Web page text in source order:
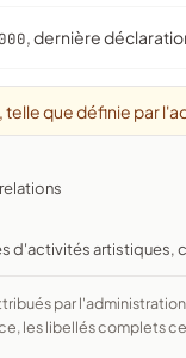
, dernière
que définie par
d'activités artistiques,
les libellés complets